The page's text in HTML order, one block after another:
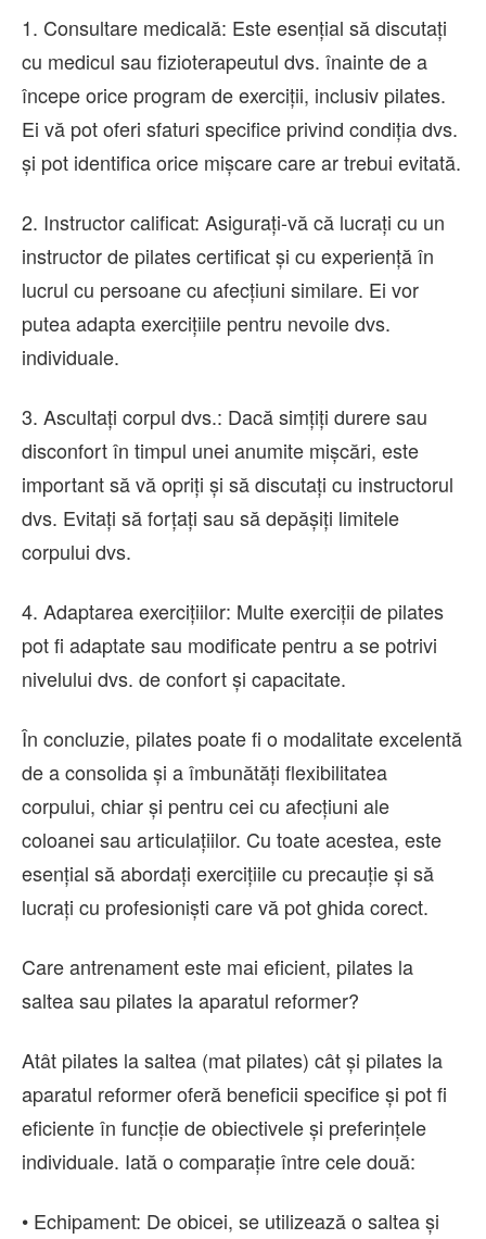
1. Consultare medicală: Este esențial să discutați
cu medicul sau fizioterapeutul dvs. înainte de a
începe orice program de exerciții, inclusiv pilates.
Ei vă pot oferi sfaturi specifice privind condiția dvs.
și pot identifica orice mișcare care ar trebui evitată.
2. Instructor calificat: Asigurați-vă că lucrați cu un
instructor de pilates certificat și cu experiență în
lucrul cu persoane cu afecțiuni similare. Ei vor
putea adapta exercițiile pentru nevoile dvs.
individuale.
3. Ascultați corpul dvs.: Dacă simțiți durere sau
disconfort în timpul unei anumite mișcări, este
important să vă opriți și să discutați cu instructorul
dvs. Evitați să forțați sau să depășiți limitele
corpului dvs.
4. Adaptarea exercițiilor: Multe exerciții de pilates
pot fi adaptate sau modificate pentru a se potrivi
nivelului dvs. de confort și capacitate.
În concluzie, pilates poate fi o modalitate excelentă
de a consolida și a îmbunătăți flexibilitatea
corpului, chiar și pentru cei cu afecțiuni ale
coloanei sau articulațiilor. Cu toate acestea, este
esențial să abordați exercițiile cu precauție și să
lucrați cu profesioniști care vă pot ghida corect.
Care antrenament este mai eficient, pilates la
saltea sau pilates la aparatul reformer?
Atât pilates la saltea (mat pilates) cât și pilates la
aparatul reformer oferă beneficii specifice și pot fi
eficiente în funcție de obiectivele și preferințele
individuale. Iată o comparație între cele două:
• Echipament: De obicei, se utilizează o saltea și